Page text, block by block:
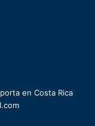
en Costa Rica